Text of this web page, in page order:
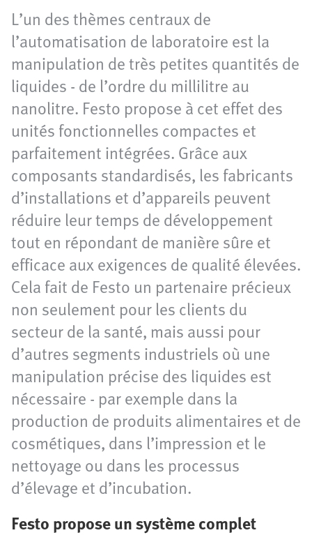
L’un des thèmes centraux de
l’automatisation de laboratoire est la
manipulation de très petites quantités de
liquides - de l’ordre du millilitre au
nanolitre. Festo propose à cet effet des
unités fonctionnelles compactes et
parfaitement intégrées. Grâce aux
composants standardisés, les fabricants
d’installations et d’appareils peuvent
réduire leur temps de développement
tout en répondant de manière sûre et
efficace aux exigences de qualité élevées.
Cela fait de Festo un partenaire précieux
non seulement pour les clients du
secteur de la santé, mais aussi pour
d’autres segments industriels où une
manipulation précise des liquides est
nécessaire - par exemple dans la
production de produits alimentaires et de
cosmétiques, dans l’impression et le
nettoyage ou dans les processus
d’élevage et d’incubation.
Festo propose un système complet